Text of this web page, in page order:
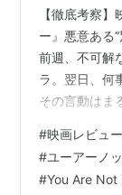
【徹底考察
ー』悪意ある
前週、不可解
ラ。翌日、何
その言動はま
ように…。娘
始める。そし
し、シャーは
#映画レビュー
#ユーアーノ
#You Are